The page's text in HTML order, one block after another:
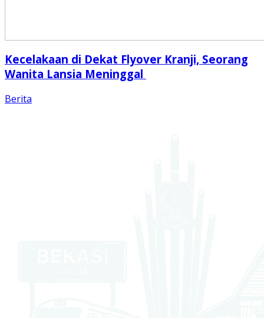
Kecelakaan di Dekat Flyover Kranji, Seorang
Wanita Lansia Meninggal
Berita